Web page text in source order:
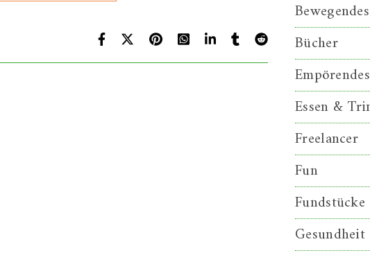
Bewegendes
Bücher
Empörendes
Essen &
Freelancer
Fun
Fundstücke
Gesundheit